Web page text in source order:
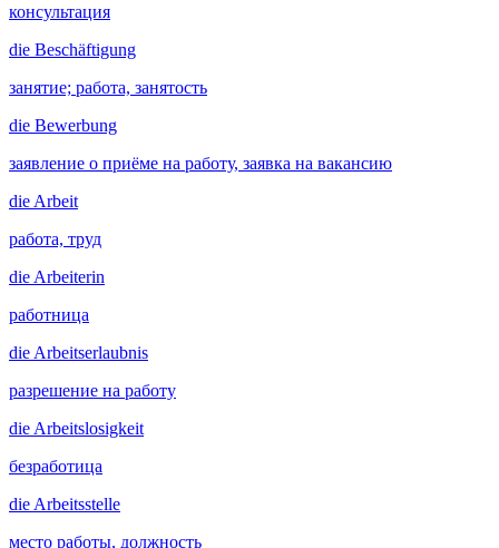
консультация
die Beschäftigung
занятие; работа, занятость
die Bewerbung
заявление о приёме на работу, заявка на вакансию
die Arbeit
работа, труд
die Arbeiterin
работница
die Arbeitserlaubnis
разрешение на работу
die Arbeitslosigkeit
безработица
die Arbeitsstelle
место работы, должность